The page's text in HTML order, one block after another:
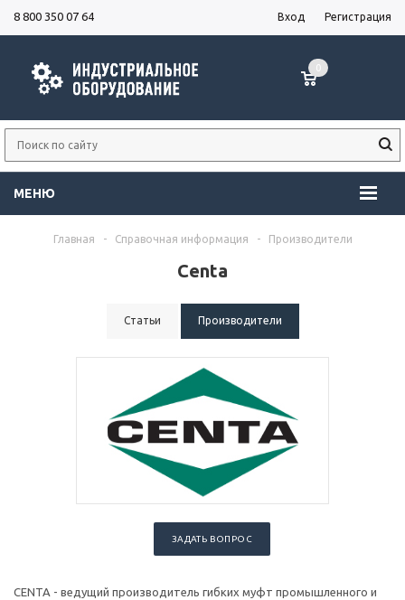
8 800 350 07 64 Вход Регистрация
МЕНЮ
0
Главная - Справочная информация - Производители
Centa
Статьи Производители
ЗАДАТЬ ВОПРОС
CENTA - ведущий производитель гибких муфт промышленного и